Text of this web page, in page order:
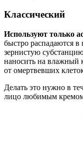
Классический
Используют только
быстро распадаются в
зернистую
наносить на влажный
от омертвевших
Делать это нужно в
лицо любимым